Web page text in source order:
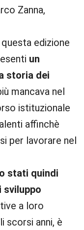
Zanna,
edizione
un
storia dei
mancava nel
istituzionale
affinchè
per lavorare nel
stati quindi
sviluppo
a loro
scorsi anni, è